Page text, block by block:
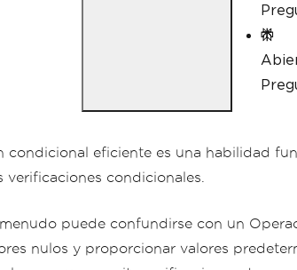
eficiente es una habilidad
condicionales.
puede confundirse con un
nulos y proporcionar valores